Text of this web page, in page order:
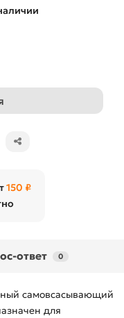
150 ₽
ответ 0
самовсасывающий
для